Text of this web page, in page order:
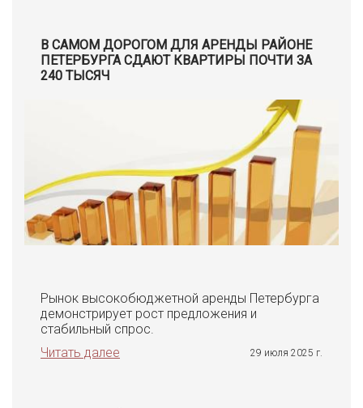
В САМОМ ДОРОГОМ ДЛЯ АРЕНДЫ РАЙОНЕ
ПЕТЕРБУРГА СДАЮТ КВАРТИРЫ ПОЧТИ ЗА
240 ТЫСЯЧ
Рынок высокобюджетной аренды Петербурга
демонстрирует рост предложения и
стабильный спрос.
Читать далее
29 июля 2025 г.